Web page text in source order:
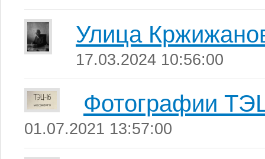
Улица
17.03.2024 10:56:00
Фотографии
01.07.2021 13:57:00